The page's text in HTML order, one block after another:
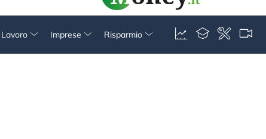
Imprese Risparmio